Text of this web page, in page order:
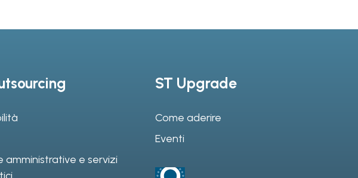
amministrative e servizi
ST Upgrade
Come aderire
Eventi